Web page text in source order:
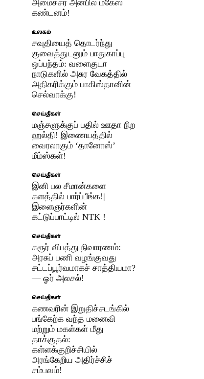
அமைச்சர் அன்பில் மகேஸ்
கண்டனம்!
உலகம்
சவுதியைத் தொடர்ந்து
குவைத்துடனும் பாதுகாப்பு
ஒப்பந்தம்: வளைகுடா
நாடுகளில் அசுர வேகத்தில்
அதிகரிக்கும் பாகிஸ்தானின்
செல்வாக்கு!
செய்திகள்
மஞ்சளுக்குப் பதில் ஊதா நிற
ஹல்தி! இணையத்தில்
வைரலாகும் ‘தானோஸ்’
மீம்ஸ்கள்!
செய்திகள்
இனி பல சீமான்களை
களத்தில் பார்ப்பீங்க!|
இளைஞர்களின்
கட்டுப்பாட்டில் NTK !
செய்திகள்
கரூர் விபத்து நிவாரணம்:
அரசுப் பணி வழங்குவது
சட்டப்பூர்வமாகச் சாத்தியமா?
— ஓர் அலசல்!
செய்திகள்
கணவரின் இறுதிச்சடங்கில்
பங்கேற்க வந்த மனைவி
மற்றும் மகள்கள் மீது
தாக்குதல்:
கள்ளக்குறிச்சியில்
அரங்கேறிய அதிர்ச்சிச்
சம்பவம்!